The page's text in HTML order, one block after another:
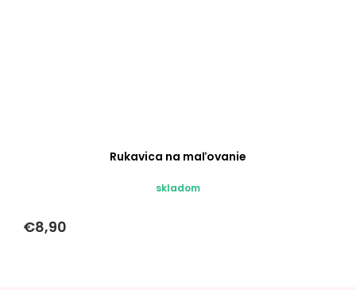
Rukavica na maľovanie
skladom
€8,90